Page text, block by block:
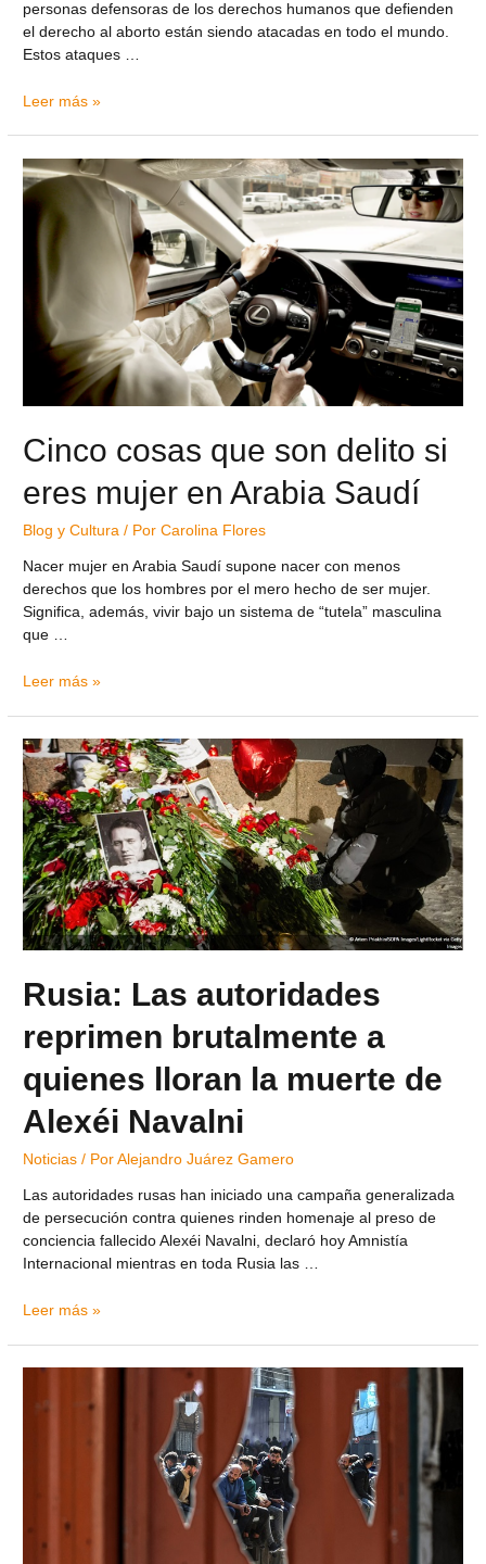
personas defensoras de los derechos humanos que defienden
el derecho al aborto están siendo atacadas en todo el mundo.
Estos ataques …
Leer más »
Cinco cosas que son delito si
eres mujer en Arabia Saudí
Blog y Cultura / PorCarolina Flores
Nacer mujer en Arabia Saudí supone nacer con menos
derechos que los hombres por el mero hecho de ser mujer.
Significa, además, vivir bajo un sistema de “tutela” masculina
que …
Leer más »
Rusia: Las autoridades
reprimen brutalmente a
quienes lloran la muerte de
Alexéi Navalni
Noticias / PorAlejandro Juárez Gamero
Las autoridades rusas han iniciado una campaña generalizada
de persecución contra quienes rinden homenaje al preso de
conciencia fallecido Alexéi Navalni, declaró hoy Amnistía
Internacional mientras en toda Rusia las …
Leer más »